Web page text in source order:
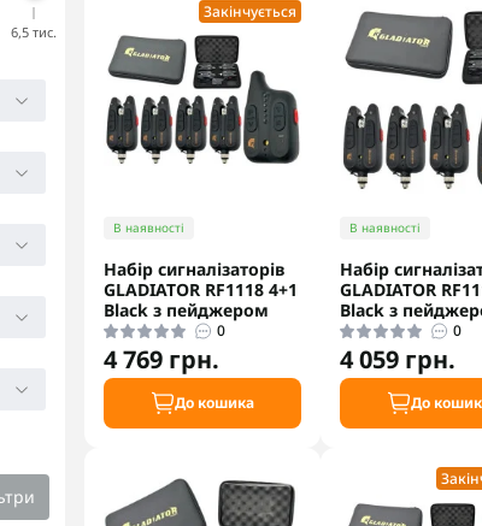
6,5 тис.
Закінчується
В наявності
Набір сигналізаторів
GLADIATOR RF1118 4+1
Black з пейджером
0
4 769 грн.
До кошика
В наявності
Набір
GLADIATOR
Black з
0
4 059 грн.
До